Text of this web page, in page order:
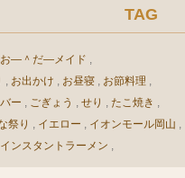
TAG
お―＾だ―メイド
お出かけ お昼寝
お節料理
ー ごぎょう せり
たこ焼き
祭り イエロー
イオンモール岡山
インスタントラーメン